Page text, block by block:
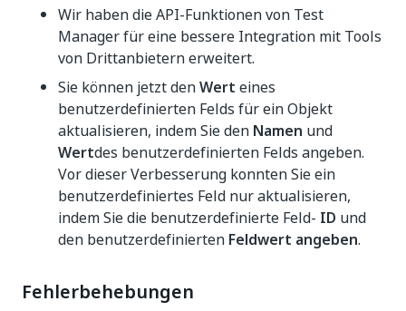
Wir haben die API-Funktionen von Test
Manager für eine bessere Integration mit Tools
von Drittanbietern erweitert.
Sie können jetzt denWert eines
benutzerdefinierten Felds für ein Objekt
aktualisieren, indem Sie den Namen und
Wertdes benutzerdefinierten Felds angeben.
Vor dieser Verbesserung konnten Sie ein
benutzerdefiniertes Feld nur aktualisieren,
indem Sie die benutzerdefinierte Feld- ID und
den benutzerdefinierten Feldwert angeben.
Fehlerbehebungen